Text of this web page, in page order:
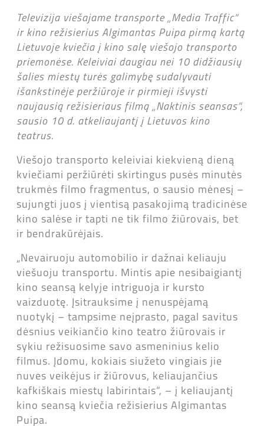
Televizija viešajame transporte „Media Traffic“
ir kino režisierius Algimantas Puipa pirmą kartą
Lietuvoje kviečia į kino salę viešojo transporto
priemonėse. Keleiviai daugiau nei 10 didžiausių
šalies miestų turės galimybę sudalyvauti
išankstinėje peržiūroje ir pirmieji išvysti
naujausią režisieriaus filmą „Naktinis seansas“,
sausio 10 d. atkeliaujantį į Lietuvos kino
teatrus.
Viešojo transporto keleiviai kiekvieną dieną
kviečiami peržiūrėti skirtingus pusės minutės
trukmės filmo fragmentus, o sausio mėnesį –
sujungti juos į vientisą pasakojimą tradicinėse
kino salėse ir tapti ne tik filmo žiūrovais, bet
ir bendrakūrėjais.
„Nevairuoju automobilio ir dažnai keliauju
viešuoju transportu. Mintis apie nesibaigiantį
kino seansą kelyje intriguoja ir kursto
vaizduotę. Įsitrauksime į nenuspėjamą
nuotykį – tampsime neįprasto, pagal savitus
dėsnius veikiančio kino teatro žiūrovais ir
sykiu režisuosime savo asmeninius kelio
filmus. Įdomu, kokiais siužeto vingiais jie
nuves veikėjus ir žiūrovus, keliaujančius
kafkiškais miestų labirintais“, – į keliaujantį
kino seansą kviečia režisierius Algimantas
Puipa.